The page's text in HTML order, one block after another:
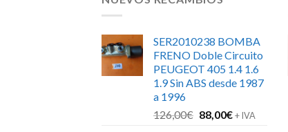
SER2010238 BOMBA
FRENO Doble Circuito
PEUGEOT 405 1.4 1.6
1.9 Sin ABS desde 1987
a 1996
126,00€ El
88,00€El+ IVA